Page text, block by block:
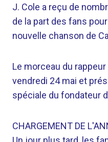
J. Cole a reçu de
de la part des fans
nouvelle chanson de
Le morceau du
vendredi 24 mai et
spéciale du fondateur
CHARGEMENT DE